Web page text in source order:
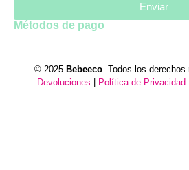
Enviar
Métodos de pago
© 2025 Bebeeco. Todos los derechos
Devoluciones
Política de Privacidad